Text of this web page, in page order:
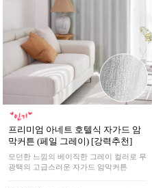
프리미엄 아네트 호텔식 자가드 암
막커튼 (페일 그레이) [강력추천]
모던한 느낌의 베이직한 그레이 컬러로 무
광택의 고급스러운 자가드 암막커튼